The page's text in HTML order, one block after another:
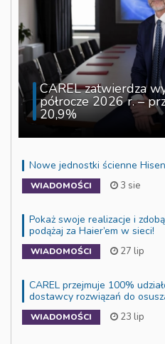
CAREL zatwierdza
półrocze 2026 r. –
20,9%
Nowe jednostki ścienne
WIADOMOŚCI 3 sie
Pokaż swoje realizacje i
podążaj za Haier’em w sieci!
WIADOMOŚCI 27 lip
CAREL przejmuje 100%
dostawcy rozwiązań do
WIADOMOŚCI 23 lip